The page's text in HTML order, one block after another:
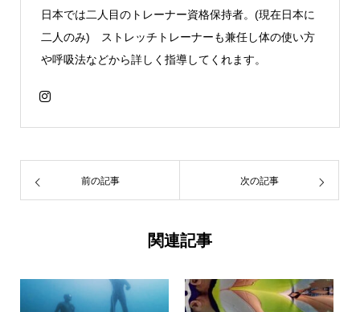
日本では二人目のトレーナー資格保持者。(現在日本に
二人のみ) ストレッチトレーナーも兼任し体の使い方
や呼吸法などから詳しく指導してくれます。
前の記事 次の記事
関連記事